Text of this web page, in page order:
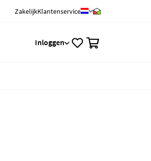
ZakelijkKlantenservice
Inloggen